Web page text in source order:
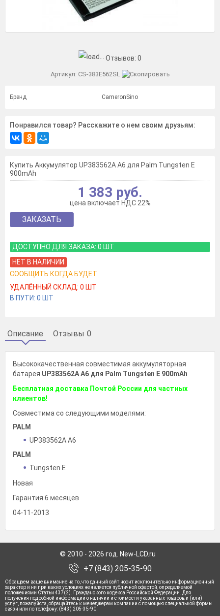
Отзывов: 0
Артикул: CS-383E562SL
Бренд CameronSino
Понравился товар? Расскажите о нем своим друзьям:
Купить Аккумулятор UP383562A A6 для Palm Tungsten E
900mAh
1 383 руб.
цена включает НДС 22%
ЗАКАЗАТЬ
ДОСТУПНО ДЛЯ ЗАКАЗА: 0 ШТ
НЕТ В НАЛИЧИИ
СООБЩИТЬ КОГДА БУДЕТ
УДАЛЁННЫЙ СКЛАД: 0 ШТ
В ПУТИ: 0 ШТ
Описание Отзывы 0
Высококачественная совместимая аккумуляторная
батарея UP383562A A6 для Palm Tungsten E 900mAh
Бесплатная доставка Почтой России для частных
клиентов!
Совместима со следующими моделями:
PALM
UP383562A A6
PALM
Tungsten E
Новая
Гарантия 6 месяцев
04-11-2013
© 2010 - 2026 год. New-LCD.ru
+7 (843) 205-35-90
Обращаем ваше внимание на то, что данный сайт носит исключительно информационный
характер и ни при каких условиях не является публичной офертой, определяемой
положениями Статьи 437(2). Гражданского кодекса Российской Федерации. Для
получения подробной информации о наличии и стоимости указанных товаров и (или)
услуг, пожалуйста, обращайтесь к менеджерам компании с помощью специальной формы
связи или по телефону: (843) 205-35-90